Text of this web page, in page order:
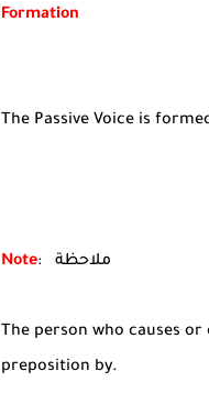
Formation
The Passive Voice is
Note : ملاحظة
The person who causes
preposition by.